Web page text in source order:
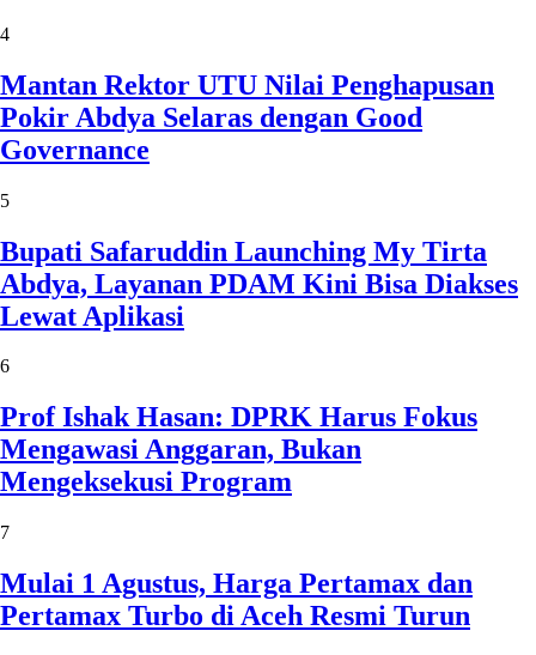
4
Mantan Rektor UTU Nilai Penghapusan
Pokir Abdya Selaras dengan Good
Governance
5
Bupati Safaruddin Launching My Tirta
Abdya, Layanan PDAM Kini Bisa Diakses
Lewat Aplikasi
6
Prof Ishak Hasan: DPRK Harus Fokus
Mengawasi Anggaran, Bukan
Mengeksekusi Program
7
Mulai 1 Agustus, Harga Pertamax dan
Pertamax Turbo di Aceh Resmi Turun